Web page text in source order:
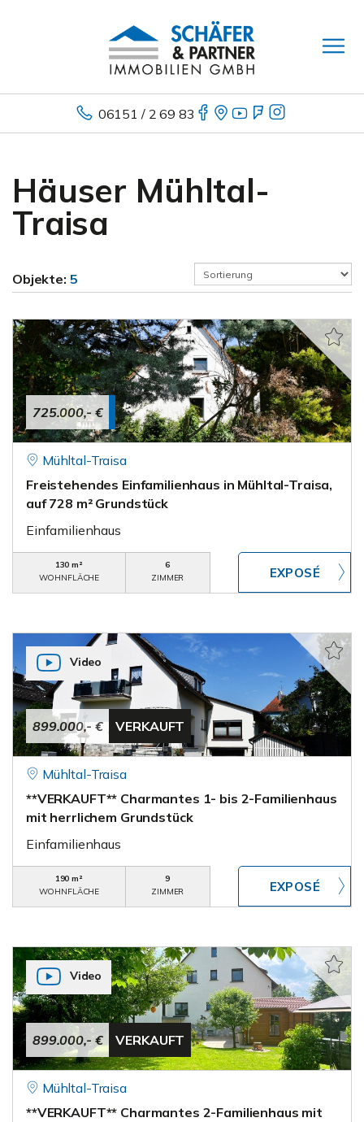
06151 / 2 69 83
Häuser Mühltal-
Traisa
Objekte: 5
725.000,- €
Mühltal-Traisa
Freistehendes Einfamilienhaus in Mühltal-Traisa,
auf 728 m² Grundstück
Einfamilienhaus
130 m²
WOHNFLÄCHE
6
ZIMMER
899.000,- € VERKAUFT
Video
Mühltal-Traisa
**VERKAUFT** Charmantes 1- bis 2-Familienhaus
mit herrlichem Grundstück
Einfamilienhaus
190 m²
WOHNFLÄCHE
9
ZIMMER
899.000,- € VERKAUFT
Video
Mühltal-Traisa
**VERKAUFT** Charmantes 2-Familienhaus mit